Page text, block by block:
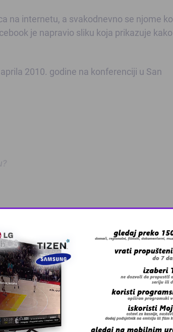
na internetu, a svakodnevno se njome
je napravio sliku koja prikazuje
2010. godine na konferenciji u San